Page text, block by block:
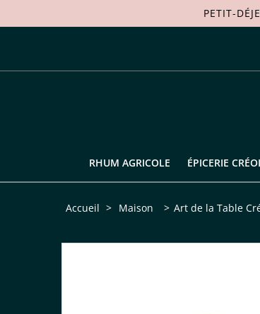
PETIT-
RHUM AGRICOLE ÉPICERIE
Accueil > Maison > Art de la Table